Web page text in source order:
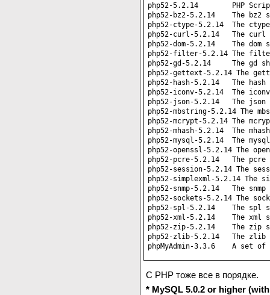
php52-5.2.14        PHP
php52-bz2-5.2.14    The bz2
php52-ctype-5.2.14  The
php52-curl-5.2.14   The curl
php52-dom-5.2.14    The dom
php52-filter-5.2.14 The
php52-gd-5.2.14     The gd
php52-gettext-5.2.14 The
php52-hash-5.2.14   The
php52-iconv-5.2.14  The
php52-json-5.2.14   The
php52-mbstring-5.2.14 The
php52-mcrypt-5.2.14 The
php52-mhash-5.2.14  The
php52-mysql-5.2.14  The
php52-openssl-5.2.14 The
php52-pcre-5.2.14   The
php52-session-5.2.14 The
php52-simplexml-5.2.14 The
php52-snmp-5.2.14   The
php52-sockets-5.2.14 The
php52-spl-5.2.14    The spl
php52-xml-5.2.14    The xml
php52-zip-5.2.14    The zip
php52-zlib-5.2.14   The zlib
phpMyAdmin-3.3.6    A set of
C PHP тоже все в порядке.
* MySQL 5.0.2 or higher